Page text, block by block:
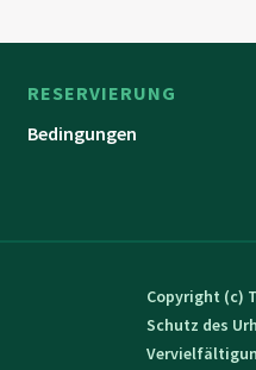
RESERVIERUNG
Bedingungen
Copyright (c)
Schutz des